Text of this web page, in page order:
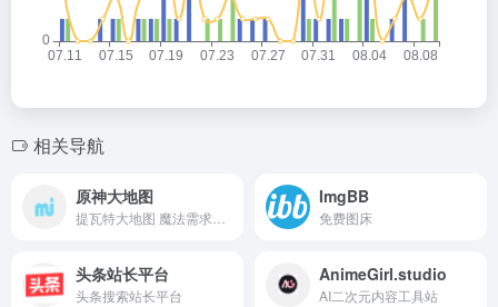
相关导航
原神大地图 ImgBB
免费图床
头条站长平台
头条搜索站长平台
AnimeGirl.studio
AI二次元内容工具站